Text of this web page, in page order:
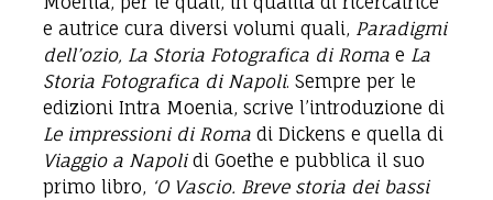
e autrice cura diversi volumi quali, Paradigmi
dell’ozio, La Storia Fotografica di Roma e La
Storia Fotografica di Napoli. Sempre per le
edizioni Intra Moenia, scrive l’introduzione di
Le impressioni di Roma di Dickens e quella di
Viaggio a Napoli di Goethe e pubblica il suo
primo libro, ‘O Vascio. Breve storia dei bassi